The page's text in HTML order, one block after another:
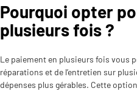
Pourquoi opter
plusieurs fois ?
Le paiement en plusieurs fois vous
réparations et de l’entretien sur
dépenses plus gérables. Cette